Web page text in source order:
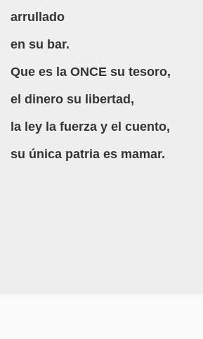
arrullado
en su bar.
Que es la ONCE su tesoro,
el dinero su libertad,
la ley la fuerza y el cuento,
su única patria es mamar.